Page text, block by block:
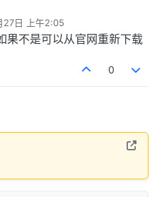
27日 上午2:05
果不是可以从官网重新下载
0